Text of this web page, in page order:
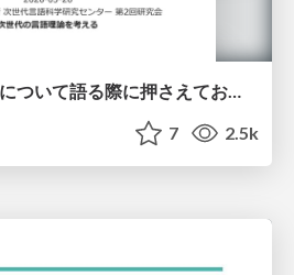
言語モデルから言語について語る際に押さえておきたいこと
7 2.5k